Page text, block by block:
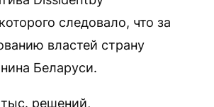
следовало, что за
властей страну
Беларуси.
решений,